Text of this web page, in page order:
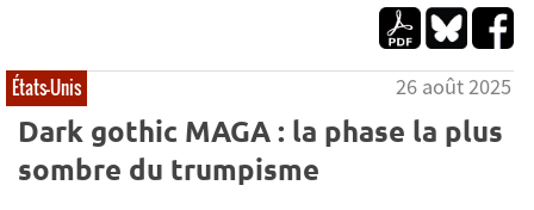
États-Unis 26 août 2025
Dark gothic MAGA : la phase la plus
sombre du trumpisme